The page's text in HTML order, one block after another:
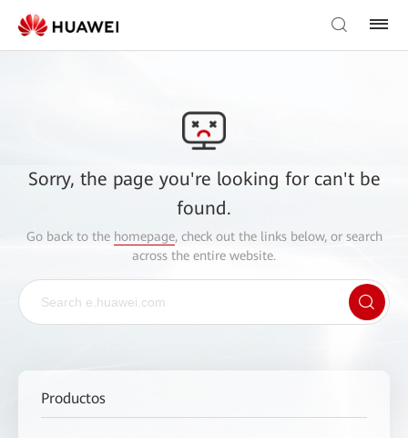
Sorry, the page you're looking for can't be
found.
Go back to the homepage, check out the links below, or search
across the entire website.
Productos